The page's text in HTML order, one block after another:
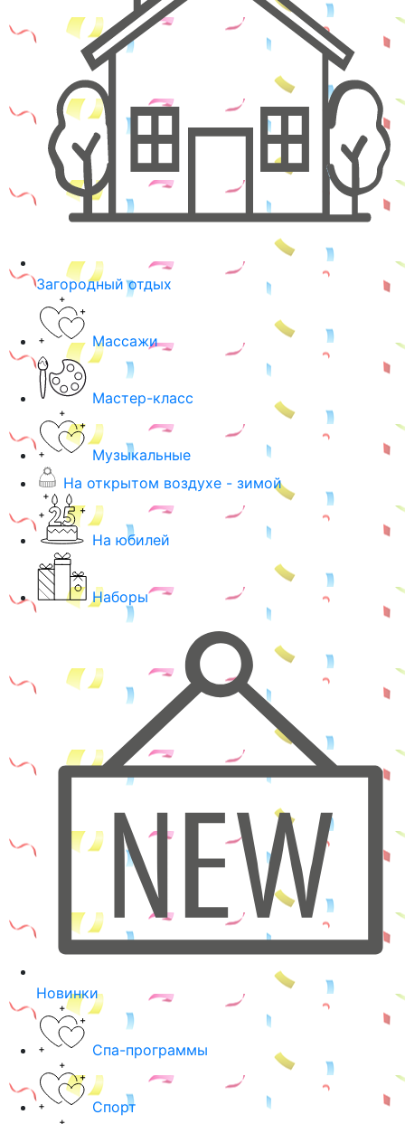
Загородный отдых
Массажи
Мастер-класс
Музыкальные
На открытом воздухе - зимой
На юбилей
Наборы
Новинки
Спа-программы
Спорт